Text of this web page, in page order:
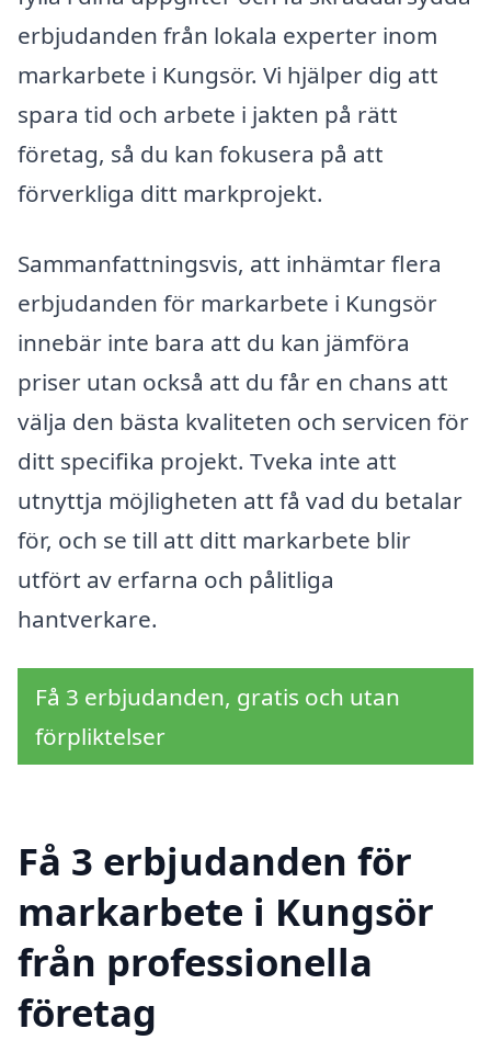
erbjudanden från lokala experter inom
markarbete i Kungsör. Vi hjälper dig att
spara tid och arbete i jakten på rätt
företag, så du kan fokusera på att
förverkliga ditt markprojekt.
Sammanfattningsvis, att inhämtar flera
erbjudanden för markarbete i Kungsör
innebär inte bara att du kan jämföra
priser utan också att du får en chans att
välja den bästa kvaliteten och servicen för
ditt specifika projekt. Tveka inte att
utnyttja möjligheten att få vad du betalar
för, och se till att ditt markarbete blir
utfört av erfarna och pålitliga
hantverkare.
Få 3 erbjudanden, gratis och utan
förpliktelser
Få 3 erbjudanden för
markarbete i Kungsör
från professionella
företag